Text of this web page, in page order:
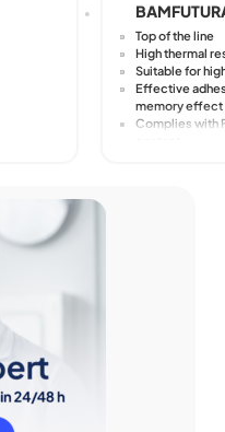
Top of the line
High thermal
Suitable for
Effective
memory effect
Complies with